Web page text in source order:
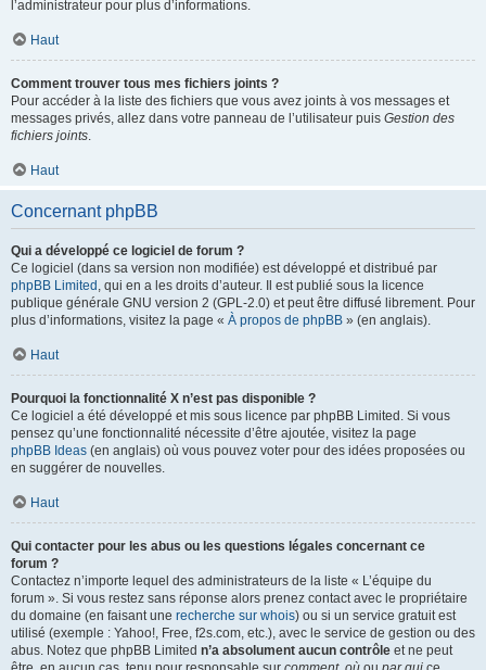
l’administrateur pour plus d’informations.
Haut
Comment trouver tous mes fichiers joints ?
Pour accéder à la liste des fichiers que vous avez joints à vos messages et
messages privés, allez dans votre panneau de l’utilisateur puis Gestion des
fichiers joints.
Haut
Concernant phpBB
Qui a développé ce logiciel de forum ?
Ce logiciel (dans sa version non modifiée) est développé et distribué par
phpBB Limited , qui en a les droits d’auteur. Il est publié sous la licence
publique générale GNU version 2 (GPL-2.0) et peut être diffusé librement. Pour
plus d’informations, visitez la page « À propos de phpBB » (en anglais).
Haut
Pourquoi la fonctionnalité X n’est pas disponible ?
Ce logiciel a été développé et mis sous licence par phpBB Limited. Si vous
pensez qu’une fonctionnalité nécessite d’être ajoutée, visitez la page
phpBB Ideas (en anglais) où vous pouvez voter pour des idées proposées ou
en suggérer de nouvelles.
Haut
Qui contacter pour les abus ou les questions légales concernant ce
forum ?
Contactez n’importe lequel des administrateurs de la liste « L’équipe du
forum ». Si vous restez sans réponse alors prenez contact avec le propriétaire
du domaine (en faisant une recherche sur whois) ou si un service gratuit est
utilisé (exemple : Yahoo!, Free, f2s.com, etc.), avec le service de gestion ou des
abus. Notez que phpBB Limited n’a absolument aucun contrôle et ne peut